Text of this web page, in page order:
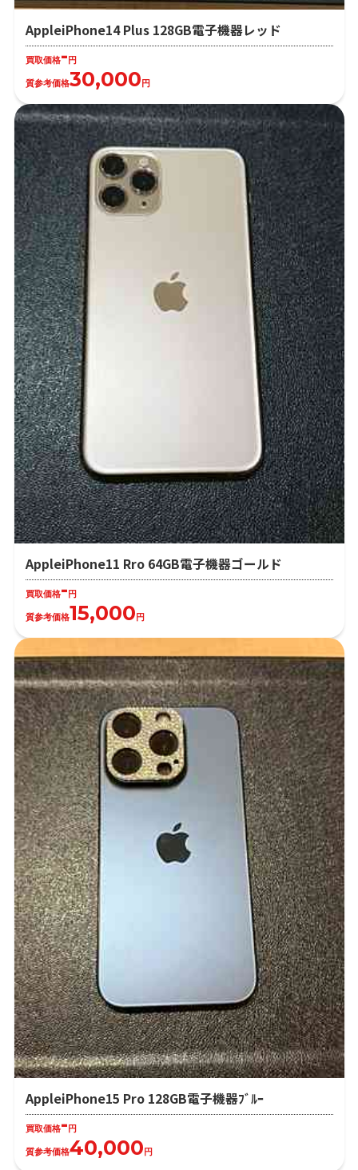
AppleiPhone14 Plus 128GB電子機器レッド
買取価格-円
質参考価格30,000円
AppleiPhone11 Rro 64GB電子機器ゴールド
買取価格- 円
質参考価格15,000 円
AppleiPhone15 Pro 128GB電子機器ﾌﾞﾙｰ
買取価格- 円
質参考価格40,000 円